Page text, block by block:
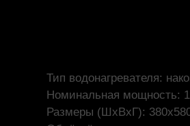
Тип водонагревателя:
Номинальная мощность:
Размеры (ШхВхГ):